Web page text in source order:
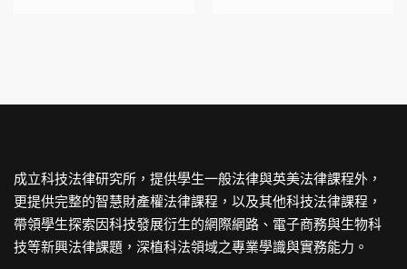
成立科技法律研究所，提供學生一般法律與英美法律課程外，
更提供完整的智慧財產權法律課程，以及其他科技法律課程，
帶領學生探索因科技發展衍生的網際網路、電子商務與生物科
技等新興法律課題，深植科法領域之專業學識與實務能力。